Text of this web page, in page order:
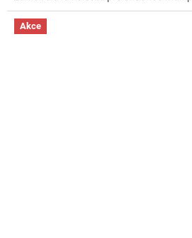
Akce